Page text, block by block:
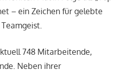
– ein Zeichen für gelebte
748 Mitarbeitende,
Neben ihrer